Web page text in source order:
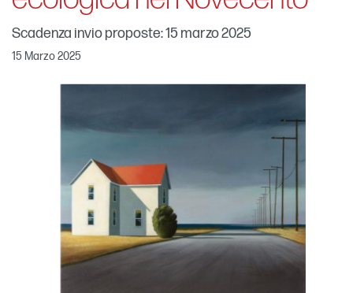
Scadenza invio proposte: 15 marzo 2025
15 Marzo 2025